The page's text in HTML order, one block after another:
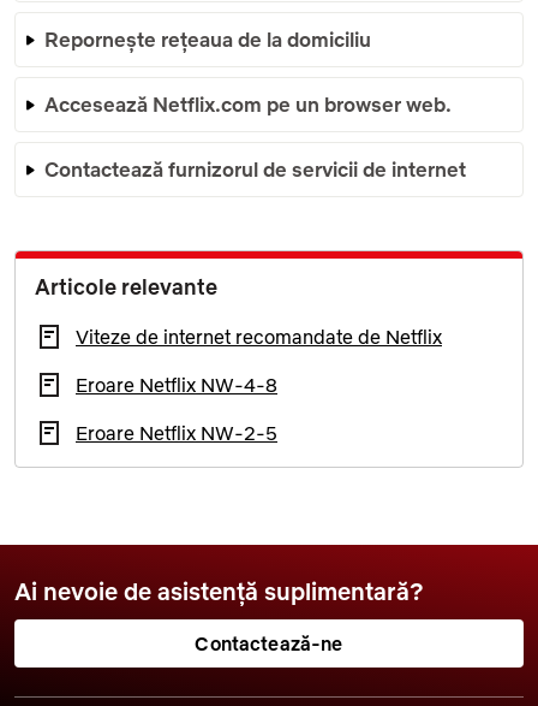
Repornește rețeaua de la domiciliu
Accesează Netflix.com pe un browser web.
Contactează furnizorul de servicii de internet
Articole relevante
Viteze de internet recomandate de Netflix
Eroare Netflix NW-4-8
Eroare Netflix NW-2-5
Ai nevoie de asistență suplimentară?
Contactează-ne